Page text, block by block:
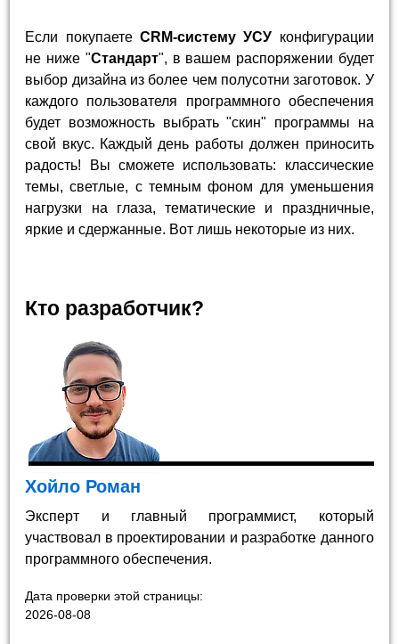
Если покупаете CRM-систему УСУ конфигурации
не ниже "Стандарт", в вашем распоряжении будет
выбор дизайна из более чем полусотни заготовок. У
каждого пользователя программного обеспечения
будет возможность выбрать "скин" программы на
свой вкус. Каждый день работы должен приносить
радость! Вы сможете использовать: классические
темы, светлые, с темным фоном для уменьшения
нагрузки на глаза, тематические и праздничные,
яркие и сдержанные. Вот лишь некоторые из них.
Кто разработчик?
Хойло Роман
Эксперт и главный программист, который
участвовал в проектировании и разработке данного
программного обеспечения.
Дата проверки этой страницы:
2026-08-08